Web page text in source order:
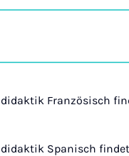
Französisch
Spanisch findet